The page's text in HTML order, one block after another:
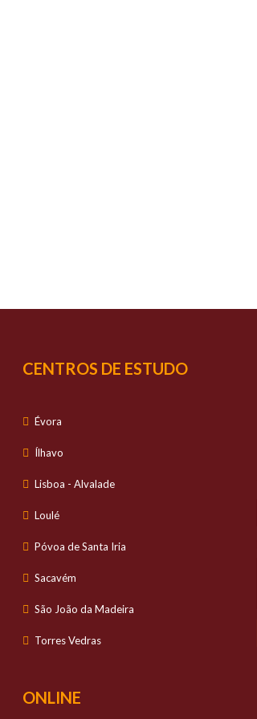
CENTROS DE ESTUDO
Évora
Ílhavo
Lisboa - Alvalade
Loulé
Póvoa de Santa Iria
Sacavém
São João da Madeira
Torres Vedras
ONLINE